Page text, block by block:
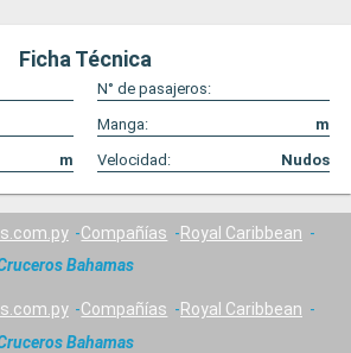
Ficha Técnica
N° de pasajeros:
Manga:
m
m Velocidad: Nudos
Compañías
Royal Caribbean
Bahamas
Compañías
Royal Caribbean
Bahamas